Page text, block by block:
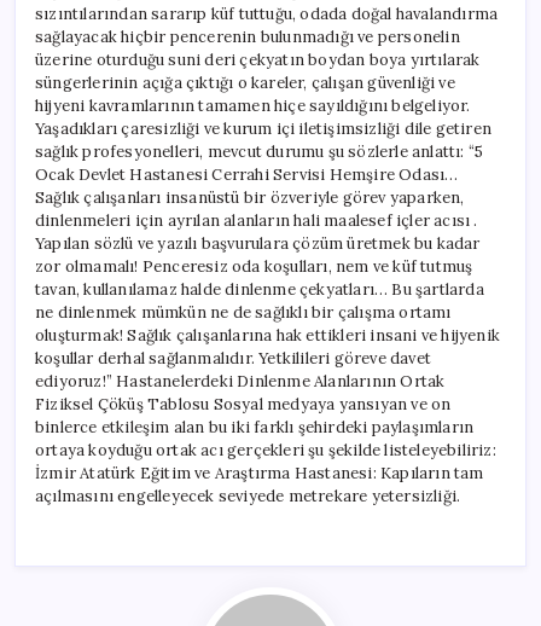
sızıntılarından sararıp küf tuttuğu, odada doğal havalandırma
sağlayacak hiçbir pencerenin bulunmadığı ve personelin
üzerine oturduğu suni deri çekyatın boydan boya yırtılarak
süngerlerinin açığa çıktığı o kareler, çalışan güvenliği ve
hijyeni kavramlarının tamamen hiçe sayıldığını belgeliyor.
Yaşadıkları çaresizliği ve kurum içi iletişimsizliği dile getiren
sağlık profesyonelleri, mevcut durumu şu sözlerle anlattı: “5
Ocak Devlet Hastanesi Cerrahi Servisi Hemşire Odası…
Sağlık çalışanları insanüstü bir özveriyle görev yaparken,
dinlenmeleri için ayrılan alanların hali maalesef içler acısı .
Yapılan sözlü ve yazılı başvurulara çözüm üretmek bu kadar
zor olmamalı! Penceresiz oda koşulları, nem ve küf tutmuş
tavan, kullanılamaz halde dinlenme çekyatları… Bu şartlarda
ne dinlenmek mümkün ne de sağlıklı bir çalışma ortamı
oluşturmak! Sağlık çalışanlarına hak ettikleri insani ve hijyenik
koşullar derhal sağlanmalıdır. Yetkilileri göreve davet
ediyoruz!” Hastanelerdeki Dinlenme Alanlarının Ortak
Fiziksel Çöküş Tablosu Sosyal medyaya yansıyan ve on
binlerce etkileşim alan bu iki farklı şehirdeki paylaşımların
ortaya koyduğu ortak acı gerçekleri şu şekilde listeleyebiliriz:
İzmir Atatürk Eğitim ve Araştırma Hastanesi: Kapıların tam
açılmasını engelleyecek seviyede metrekare yetersizliği.